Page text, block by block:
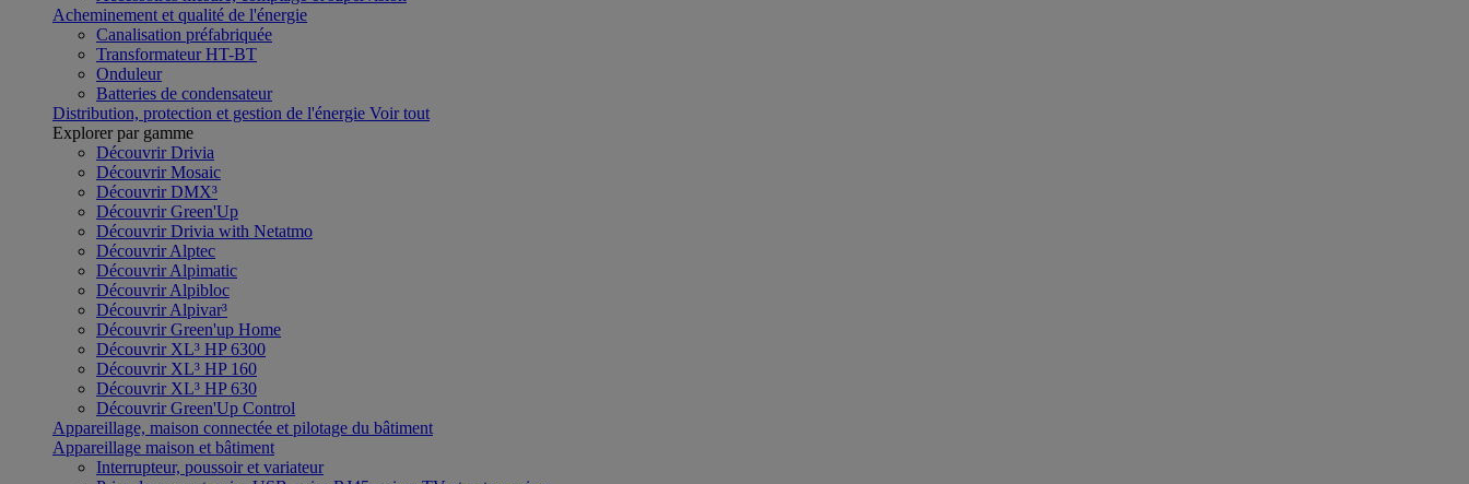
Acheminement et qualité de l'énergie
Canalisation préfabriquée
Transformateur HT-BT
Onduleur
Batteries de condensateur
Distribution, protection et gestion de l'énergie Voir tout
Explorer par gamme
Découvrir Drivia
Découvrir Mosaic
Découvrir DMX³
Découvrir Green'Up
Découvrir Drivia with Netatmo
Découvrir Alptec
Découvrir Alpimatic
Découvrir Alpibloc
Découvrir Alpivar³
Découvrir Green'up Home
Découvrir XL³ HP 6300
Découvrir XL³ HP 160
Découvrir XL³ HP 630
Découvrir Green'Up Control
Appareillage, maison connectée et pilotage du bâtiment
Appareillage maison et bâtiment
Interrupteur, poussoir et variateur